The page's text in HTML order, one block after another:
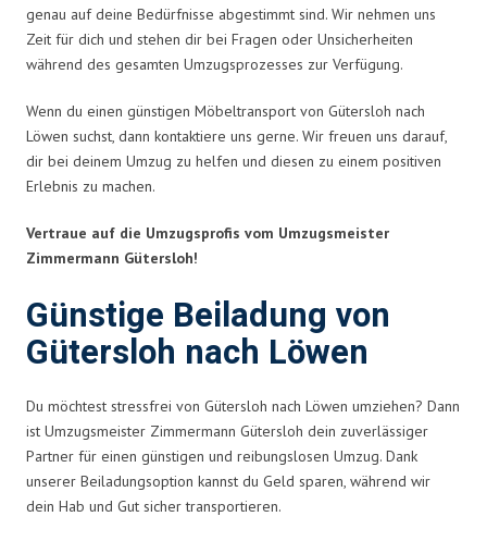
genau auf deine Bedürfnisse abgestimmt sind. Wir nehmen uns
Zeit für dich und stehen dir bei Fragen oder Unsicherheiten
während des gesamten Umzugsprozesses zur Verfügung.
Wenn du einen günstigen Möbeltransport von Gütersloh nach
Löwen suchst, dann kontaktiere uns gerne. Wir freuen uns darauf,
dir bei deinem Umzug zu helfen und diesen zu einem positiven
Erlebnis zu machen.
Vertraue auf die Umzugsprofis vom Umzugsmeister
Zimmermann Gütersloh!
Günstige Beiladung von
Gütersloh nach Löwen
Du möchtest stressfrei von Gütersloh nach Löwen umziehen? Dann
ist Umzugsmeister Zimmermann Gütersloh dein zuverlässiger
Partner für einen günstigen und reibungslosen Umzug. Dank
unserer Beiladungsoption kannst du Geld sparen, während wir
dein Hab und Gut sicher transportieren.